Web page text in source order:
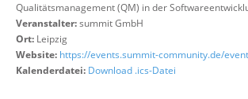
Qualitätsmanagement (QM) in der
Veranstalter:summit GmbH
Ort: Leipzig
Website: https://events.summit-community.de/
Kalenderdatei: Download .ics-Datei